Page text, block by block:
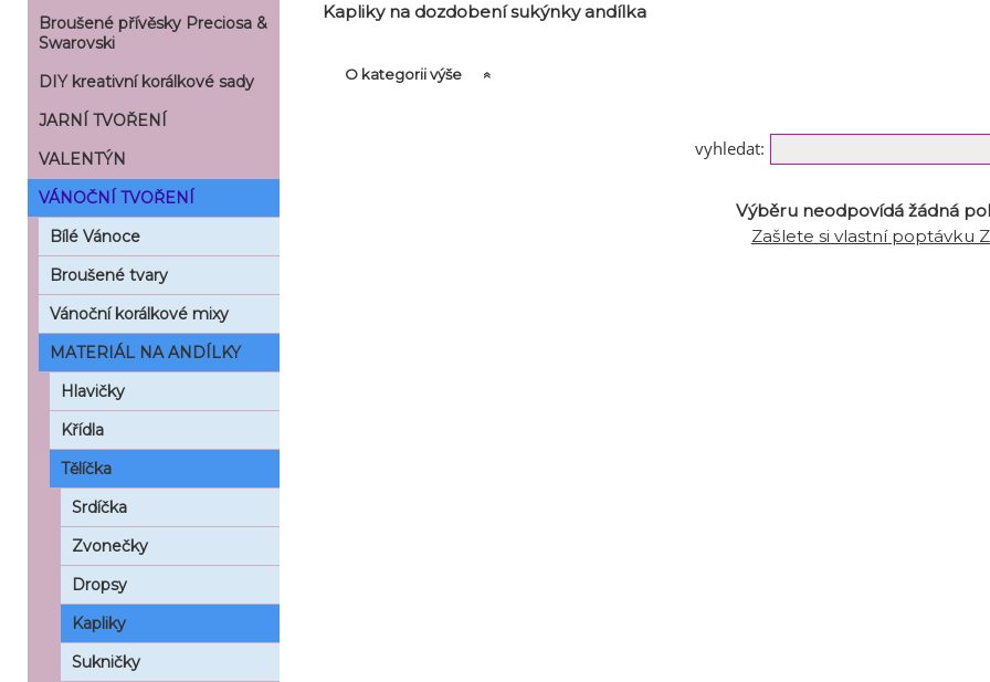
Kapliky na dozdobení sukýnky andílka
O kategorii výše
vyhledat:
Výběru neodpovídá žádná
Zašlete si vlastní poptávku
Broušené přívěsky Preciosa &
Swarovski
DIY kreativní korálkové sady
JARNÍ TVOŘENÍ
VALENTÝN
VÁNOČNÍ TVOŘENÍ
Bílé Vánoce
Broušené tvary
Vánoční korálkové mixy
MATERIÁL NA ANDÍLKY
Hlavičky
Křídla
Tělíčka
Srdíčka
Zvonečky
Dropsy
Kapliky
Sukničky